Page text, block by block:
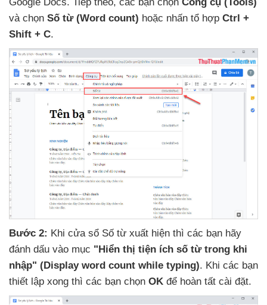
và chọn Số từ (Word count) hoặc nhấn tổ hợp Ctrl +
Shift + C.
Bước 2: Khi cửa sổ Số từ xuất hiện thì các bạn hãy
đánh dấu vào mục "Hiển thị tiện ích số từ trong khi
nhập" (Display word count while typing). Khi các bạn
thiết lập xong thì các bạn chọn OK để hoàn tất cài đặt.